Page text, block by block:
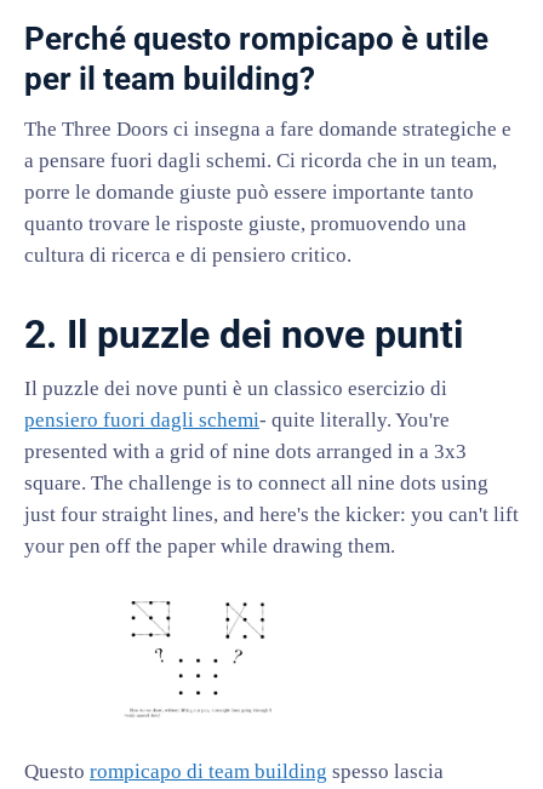
Perché questo rompicapo è utile
per il team building?
The Three Doors ci insegna a fare domande strategiche e
a pensare fuori dagli schemi. Ci ricorda che in un team,
porre le domande giuste può essere importante tanto
quanto trovare le risposte giuste, promuovendo una
cultura di ricerca e di pensiero critico.
2. Il puzzle dei nove punti
Il puzzle dei nove punti è un classico esercizio di
pensiero fuori dagli schemi- quite literally. You're
presented with a grid of nine dots arranged in a 3x3
square. The challenge is to connect all nine dots using
just four straight lines, and here's the kicker: you can't lift
your pen off the paper while drawing them.
Questo rompicapo di team building spesso lascia